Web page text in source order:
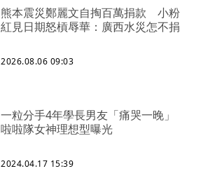
熊本震災鄭麗文自掏百萬捐款 小粉
紅見日期怒槓辱華：廣西水災怎不捐
2026.08.06 09:03
一粒分手4年學長男友「痛哭一晚」
啦啦隊女神理想型曝光
2024.04.17 15:39